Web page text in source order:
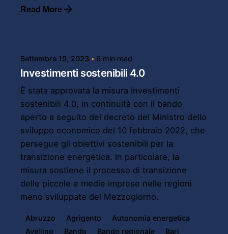
Read More
Settembre 19, 2023 6 min read
Investimenti sostenibili 4.0
È stata approvata la misura Investimenti
sostenibili 4.0, in continuità con il bando
aperto a seguito del decreto del Ministro dello
sviluppo economico del 10 febbraio 2022, che
persegue gli obiettivi sostenibili per la
transizione energetica. In particolare, la
misura sostiene il processo di transizione
delle piccole e medie imprese nelle regioni
meno sviluppate del Mezzogiorno.
Abruzzo Agrigento
Autonomia energetica
Avellino
Bando Bando regionale Bari